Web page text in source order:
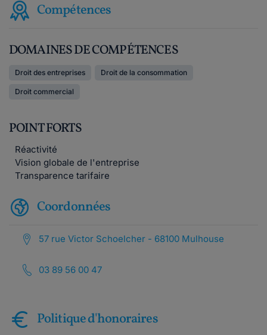
Compétences
DOMAINES DE COMPÉTENCES
Droit des entreprises Droit de la consommation
Droit commercial
POINT FORTS
Réactivité
Vision globale de l'entreprise
Transparence tarifaire
Coordonnées
57 rue Victor Schoelcher - 68100 Mulhouse
03 89 56 00 47
Politique d'honoraires